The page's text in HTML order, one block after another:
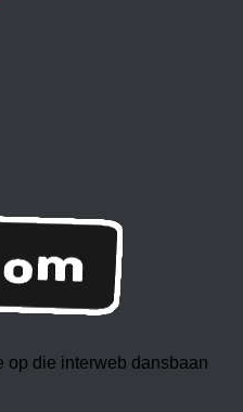
op die interweb dansbaan